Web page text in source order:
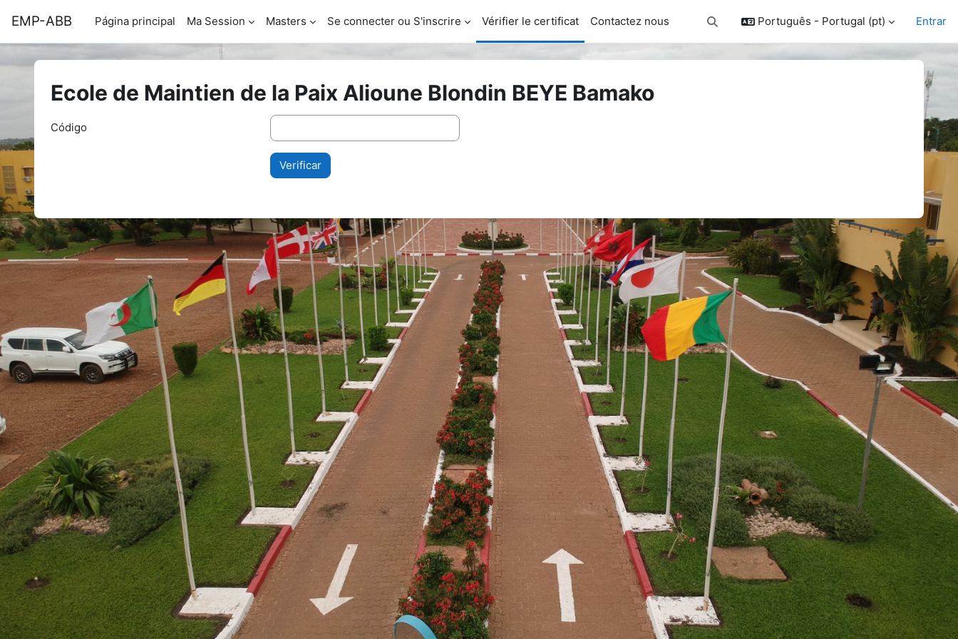
EMP-ABB Página principal Ma Session Masters Se connecter ou S'inscrire Vérifier le certificat Contactez nous Alternar a entrada da pesquisa
Português - Portugal ‎(pt)‎ Entrar
Ecole de Maintien de la Paix Alioune Blondin BEYE Bamako
Código